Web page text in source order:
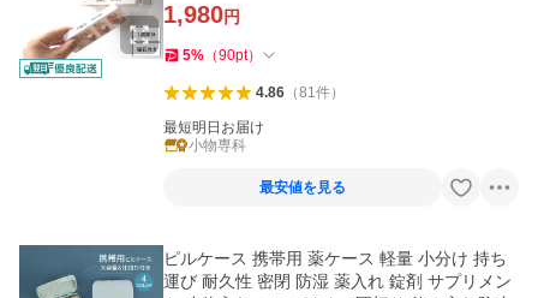
1,980円
5% （90pt）
4.86（81件）
最短明日お届け
小物専科
最安値を見る
ピルケース 携帯用 薬ケース 軽量 小分け 持ち
運び 耐久性 密閉 防湿 薬入れ 錠剤 サプリメン